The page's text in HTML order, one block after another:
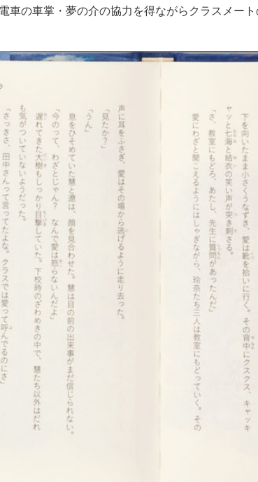
車の車掌・夢の介の協力を得ながらクラスメー